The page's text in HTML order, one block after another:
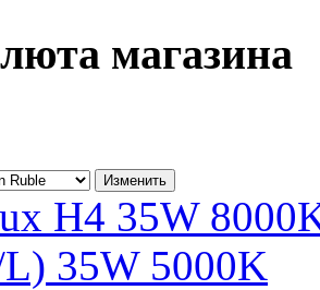
магазина
H4 35W
35W 5000K